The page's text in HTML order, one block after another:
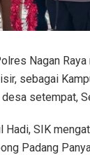
Nagan
sebagai
desa setempat,
SIK
Padang